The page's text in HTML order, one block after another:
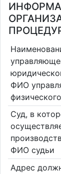
ФИО
Суд, в
ФИО судьи
Адрес